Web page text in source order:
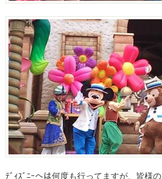
ﾃﾞｨｽﾞﾆｰへは何度も行ってますが、皆様の